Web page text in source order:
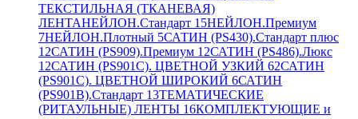
ТЕКСТИЛЬНАЯ (ТКАНЕВАЯ)
ЛЕНТАНЕЙЛОН.Стандарт 15НЕЙЛОН.Премиум
7НЕЙЛОН.Плотный 5САТИН (PS430).Стандарт плюс
12САТИН (PS909).Премиум 12САТИН (PS486).Люкс
12САТИН (PS901C). ЦВЕТНОЙ УЗКИЙ 62САТИН
(PS901C). ЦВЕТНОЙ ШИРОКИЙ 6САТИН
(PS901B).Стандарт 13ТЕМАТИЧЕСКИЕ
(РИТАУЛЬНЫЕ) ЛЕНТЫ 16КОМПЛЕКТУЮЩИЕ и